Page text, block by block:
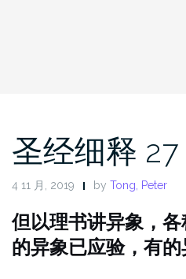
圣经细释 27
4 11 月, 2019 by Tong, Peter
但以理书讲异象，
的异象已应验，有的